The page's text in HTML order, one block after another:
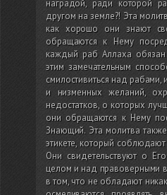
наградой, ради которой
другом на земле?! Эта
как хорошо они знают
обращаются к Нему
каждый раб Аллаха обязан
этим замечательным
смилостивиться над
и низменных желаний,
недостатков, о которых
они обращаются к Нему
Знающий. Эта молитва
этикете, который
Они свидетельствуют о
целом и над правоверными
в том, что не обладают